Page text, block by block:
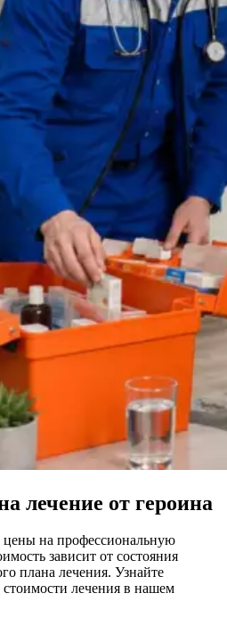
лечение от героина
на профессиональную
зависит от состояния
плана лечения. Узнайте
лечения в нашем